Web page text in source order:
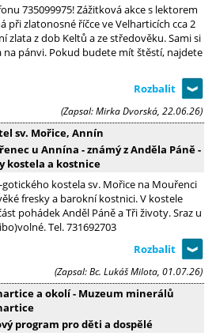
735099975! Zážitková akce s lektorem
při zlatonosné říčce ve Velharticích cca 2
zlata z dob Keltů a ze středověku. Sami si
pánvi. Pokud budete mít štěstí, najdete
(Zapsal: Mirka Dvorská, 22.06.26)
sv. Mořice, Annín
u Annína - známý z Anděla Páně -
kostela a kostnice
kostela sv. Mořice na Mouřenci
fresky a barokní kostnici. V kostele
pohádek Anděl Páně a Tři životy. Sraz u
Tel. 731692703
(Zapsal: Bc. Lukáš Milota, 01.07.26)
a okolí - Muzeum minerálů
program pro děti a dospělé